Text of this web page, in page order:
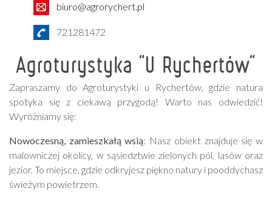
biuro@agrorychert.pl
721281472
Agroturystyka "U Rychertów"
Zapraszamy do Agroturystyki u Rychertów, gdzie natura
spotyka się z ciekawą przygodą! Warto nas odwiedzić!
Wyróżniamy się:
Nowoczesną, zamieszkałą wsią: Nasz obiekt znajduje się w
malowniczej okolicy, w sąsiedztwie zielonych pól, lasów oraz
jezior. To miejsce, gdzie odkryjesz piękno natury i pooddychasz
świeżym powietrzem.